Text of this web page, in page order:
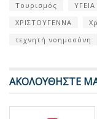
Τουρισμός
ΥΓΕΙΑ
ΧΡΙΣΤΟΥΓΕΝΝΑ
τεχνητή νοημοσύνη
ΑΚΟΛΟΥΘΗΣΤΕ